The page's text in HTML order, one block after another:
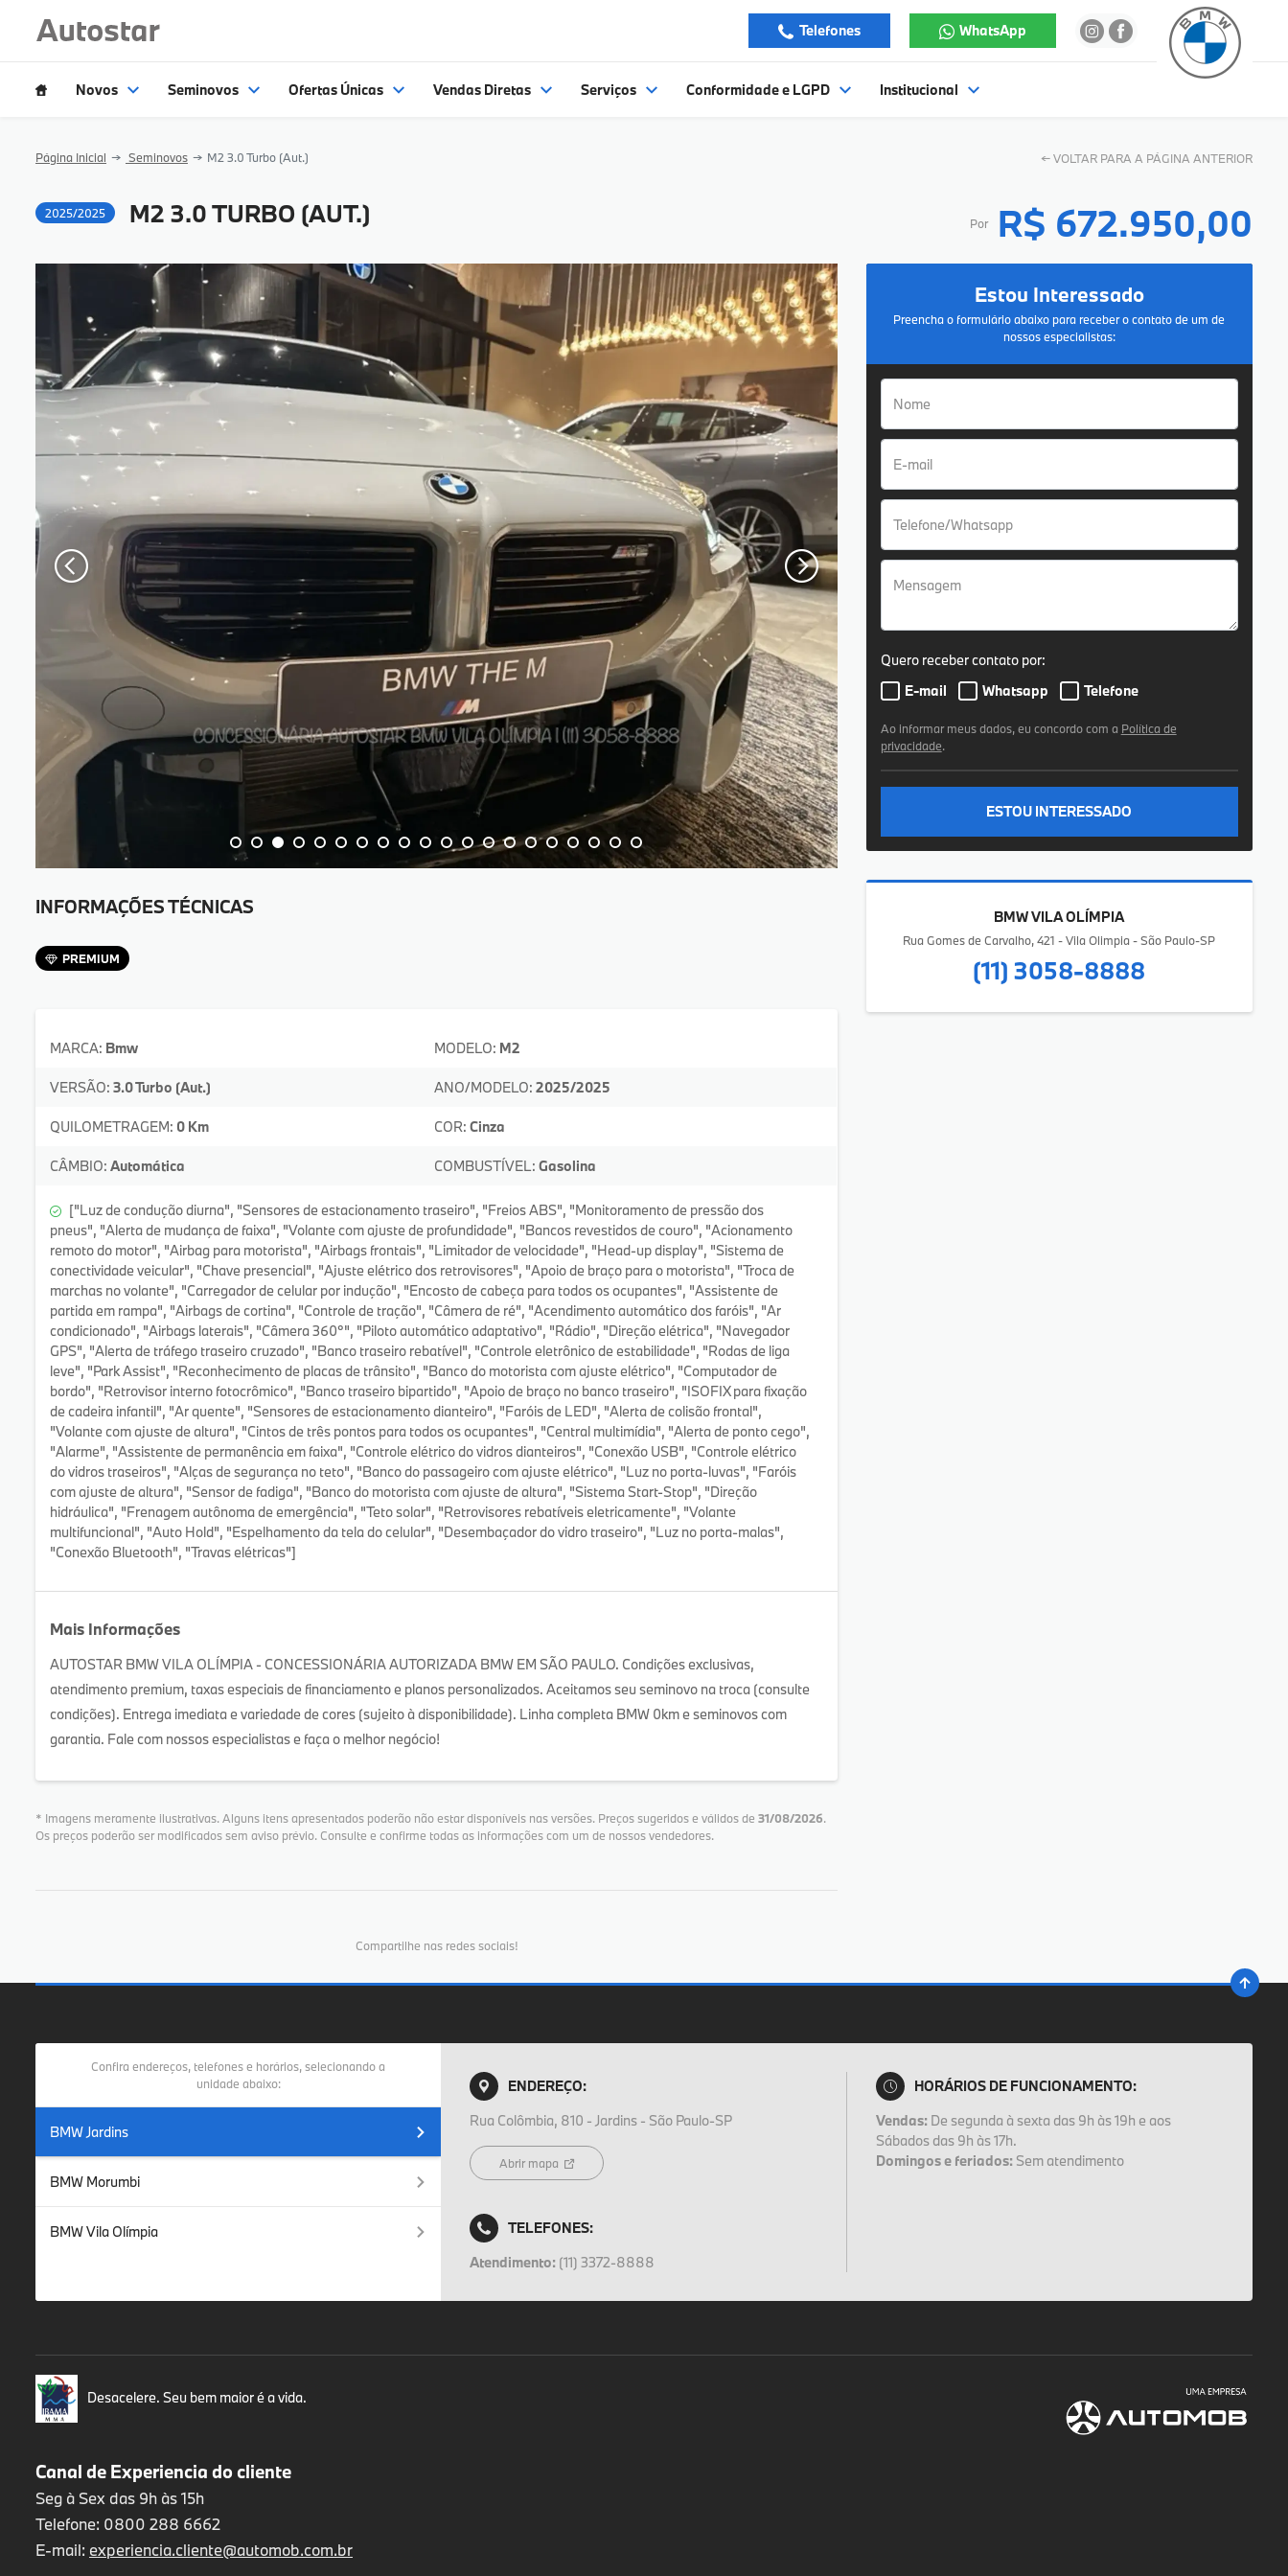
Telefones WhatsApp
Novos Seminovos Ofertas Únicas Vendas Diretas Serviços Conformidade e LGPD Institucional
Página Inicial Seminovos M2 3.0 Turbo (Aut.) ←VOLTAR PARA A PÁGINA ANTERIOR
2025/2025 M2 3.0 TURBO (AUT.) Por R$ 672.950,00
INFORMAÇÕES TÉCNICAS
PREMIUM
MARCA: Bmw MODELO: M2
VERSÃO: 3.0 Turbo (Aut.) ANO/MODELO: 2025/2025
QUILOMETRAGEM: 0 Km COR: Cinza
CÂMBIO: Automática COMBUSTÍVEL: Gasolina
["Luz de condução diurna", "Sensores de estacionamento traseiro", "Freios ABS", "Monitoramento de pressão dos
pneus", "Alerta de mudança de faixa", "Volante com ajuste de profundidade", "Bancos revestidos de couro", "Acionamento
remoto do motor", "Airbag para motorista", "Airbags frontais", "Limitador de velocidade", "Head-up display", "Sistema de
conectividade veicular", "Chave presencial", "Ajuste elétrico dos retrovisores", "Apoio de braço para o motorista", "Troca de
marchas no volante", "Carregador de celular por indução", "Encosto de cabeça para todos os ocupantes", "Assistente de
partida em rampa", "Airbags de cortina", "Controle de tração", "Câmera de ré", "Acendimento automático dos faróis", "Ar
condicionado", "Airbags laterais", "Câmera 360°", "Piloto automático adaptativo", "Rádio", "Direção elétrica", "Navegador
GPS", "Alerta de tráfego traseiro cruzado", "Banco traseiro rebatível", "Controle eletrônico de estabilidade", "Rodas de liga
leve", "Park Assist", "Reconhecimento de placas de trânsito", "Banco do motorista com ajuste elétrico", "Computador de
bordo", "Retrovisor interno fotocrômico", "Banco traseiro bipartido", "Apoio de braço no banco traseiro", "ISOFIX para fixação
de cadeira infantil", "Ar quente", "Sensores de estacionamento dianteiro", "Faróis de LED", "Alerta de colisão frontal",
"Volante com ajuste de altura", "Cintos de três pontos para todos os ocupantes", "Central multimídia", "Alerta de ponto cego",
"Alarme", "Assistente de permanência em faixa", "Controle elétrico do vidros dianteiros", "Conexão USB", "Controle elétrico
do vidros traseiros", "Alças de segurança no teto", "Banco do passageiro com ajuste elétrico", "Luz no porta-luvas", "Faróis
com ajuste de altura", "Sensor de fadiga", "Banco do motorista com ajuste de altura", "Sistema Start-Stop", "Direção
hidráulica", "Frenagem autônoma de emergência", "Teto solar", "Retrovisores rebatíveis eletricamente", "Volante
multifuncional", "Auto Hold", "Espelhamento da tela do celular", "Desembaçador do vidro traseiro", "Luz no porta-malas",
"Conexão Bluetooth", "Travas elétricas"]
Mais Informações
AUTOSTAR BMW VILA OLÍMPIA - CONCESSIONÁRIA AUTORIZADA BMW EM SÃO PAULO. Condições exclusivas,
atendimento premium, taxas especiais de financiamento e planos personalizados. Aceitamos seu seminovo na troca (consulte
condições). Entrega imediata e variedade de cores (sujeito à disponibilidade). Linha completa BMW 0km e seminovos com
garantia. Fale com nossos especialistas e faça o melhor negócio!
* Imagens meramente ilustrativas. Alguns itens apresentados poderão não estar disponíveis nas versões. Preços sugeridos e válidos de 31/08/2026.
Os preços poderão ser modificados sem aviso prévio. Consulte e confirme todas as informações com um de nossos vendedores.
Compartilhe nas redes sociais!
Estou Interessado
Preencha o formulário abaixo para receber o contato de um de
nossos especialistas:
Quero receber contato por:
E-mail
Whatsapp Telefone
Ao informar meus dados, eu concordo com a Política de
privacidade.
ESTOU INTERESSADO
BMW VILA OLÍMPIA
Rua Gomes de Carvalho, 421 - Vila Olimpia - São Paulo-SP
(11) 3058-8888
Confira endereços, telefones e horários, selecionando a
unidade abaixo:
BMW Jardins
BMW Morumbi
BMW Vila Olímpia
ENDEREÇO:
Rua Colômbia, 810 - Jardins - São Paulo-SP
Abrir mapa
TELEFONES:
Atendimento: (11) 3372-8888
HORÁRIOS DE FUNCIONAMENTO:
Vendas: De segunda à sexta das 9h às 19h e aos
Sábados das 9h às 17h.
Domingos e feriados: Sem atendimento
Desacelere. Seu bem maior é a vida.
Canal de Experiencia do cliente
Seg à Sex das 9h às 15h
Telefone: 0800 288 6662
E-mail: experiencia.cliente@automob.com.br